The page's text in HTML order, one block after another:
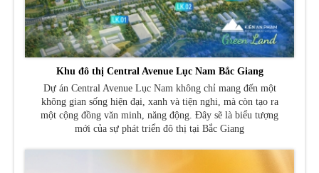
Khu đô thị Central Avenue Lục Nam Bắc Giang
Dự án Central Avenue Lục Nam không chỉ mang đến một
không gian sống hiện đại, xanh và tiện nghi, mà còn tạo ra
một cộng đồng văn minh, năng động. Đây sẽ là biểu tượng
mới của sự phát triển đô thị tại Bắc Giang